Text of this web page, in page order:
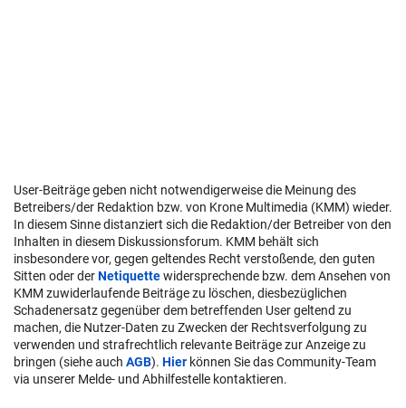
User-Beiträge geben nicht notwendigerweise die Meinung des
Betreibers/der Redaktion bzw. von Krone Multimedia (KMM) wieder.
In diesem Sinne distanziert sich die Redaktion/der Betreiber von den
Inhalten in diesem Diskussionsforum. KMM behält sich
insbesondere vor, gegen geltendes Recht verstoßende, den guten
Sitten oder derNetiquettewidersprechende bzw. dem Ansehen von
KMM zuwiderlaufende Beiträge zu löschen, diesbezüglichen
Schadenersatz gegenüber dem betreffenden User geltend zu
machen, die Nutzer-Daten zu Zwecken der Rechtsverfolgung zu
verwenden und strafrechtlich relevante Beiträge zur Anzeige zu
bringen (siehe auch AGB). Hier können Sie das Community-Team
via unserer Melde- und Abhilfestelle kontaktieren.